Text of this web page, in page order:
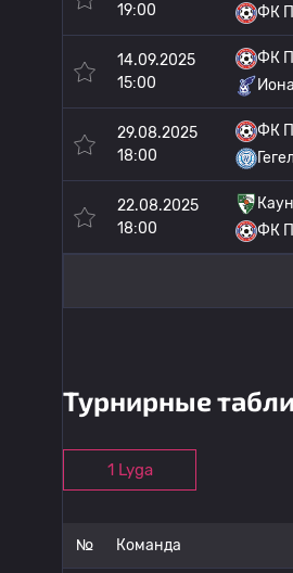
19:00
ФК
14.09.2025
15:00
ФК
29.08.2025
18:00
ФК
22.08.2025
18:00
ФК
Турнирные
1 Lyga
№ Команда